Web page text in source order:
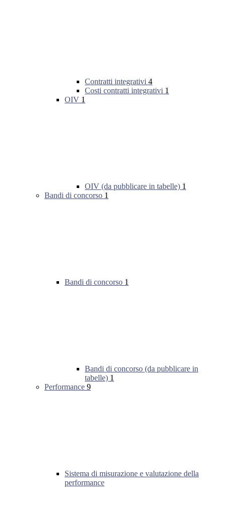
Contratti integrativi 4
Costi contratti integrativi 1
OIV 1
OIV (da pubblicare in tabelle) 1
Bandi di concorso 1
Bandi di concorso 1
Bandi di concorso (da pubblicare in
tabelle) 1
Performance 9
Sistema di misurazione e valutazione della
performance